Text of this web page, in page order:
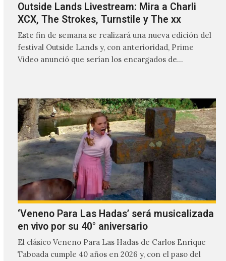
Outside Lands Livestream: Mira a Charli
XCX, The Strokes, Turnstile y The xx
Este fin de semana se realizará una nueva edición del
festival Outside Lands y, con anterioridad, Prime
Video anunció que serían los encargados de
‘Veneno Para Las Hadas’ será musicalizada
en vivo por su 40° aniversario
El clásico Veneno Para Las Hadas de Carlos Enrique
Taboada cumple 40 años en 2026 y, con el paso del